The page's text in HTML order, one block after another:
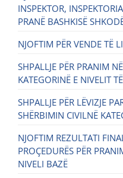
INSPEKTOR,
PRANË BASHKISË
NJOFTIM PËR VENDE TË
SHPALLJE PËR PRANIM
KATEGORINË E NIVELIT
SHPALLJE PËR LËVIZJE
SHËRBIMIN CIVILNË
NJOFTIM REZULTATI
PROÇEDURËS PËR
NIVELI BAZË